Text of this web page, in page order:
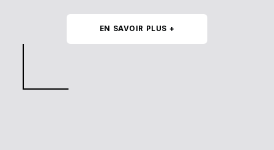
EN SAVOIR PLUS +